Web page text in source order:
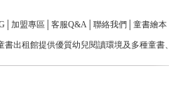
加盟專區 客服Q&A 聯絡我們 童書繪本
出租館提供優質幼兒閱讀環境及多種童書、